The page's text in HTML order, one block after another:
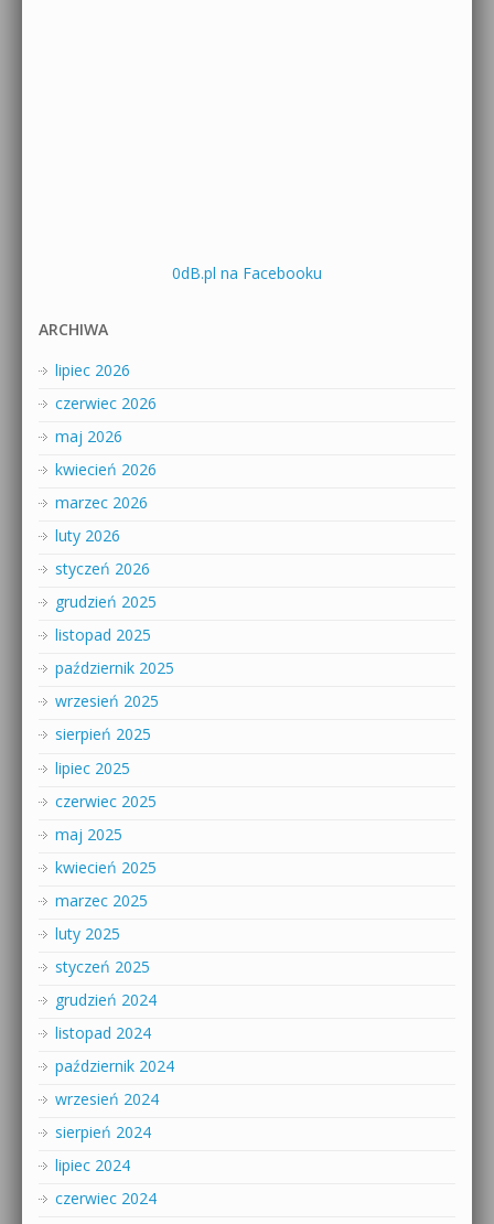
0dB.pl na Facebooku
ARCHIWA
lipiec 2026
czerwiec 2026
maj 2026
kwiecień 2026
marzec 2026
luty 2026
styczeń 2026
grudzień 2025
listopad 2025
październik 2025
wrzesień 2025
sierpień 2025
lipiec 2025
czerwiec 2025
maj 2025
kwiecień 2025
marzec 2025
luty 2025
styczeń 2025
grudzień 2024
listopad 2024
październik 2024
wrzesień 2024
sierpień 2024
lipiec 2024
czerwiec 2024